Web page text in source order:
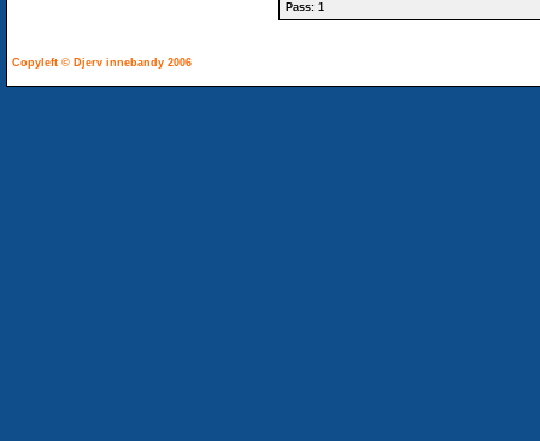
Pass: 1
Copyleft © Djerv innebandy 2006